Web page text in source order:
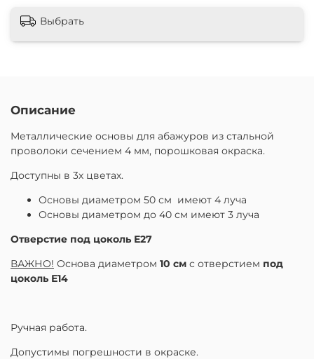
Выбрать
Описание
Металлические основы для абажуров из стальной
проволоки сечением 4 мм, порошковая окраска.
Доступны в 3х цветах.
Основы диаметром 50 см имеют 4 луча
Основы диаметром до 40 см имеют 3 луча
Отверстие под цоколь Е27
ВАЖНО! Основа диаметром 10 см с отверстием под
цоколь Е14
Ручная работа.
Допустимы погрешности в окраске.